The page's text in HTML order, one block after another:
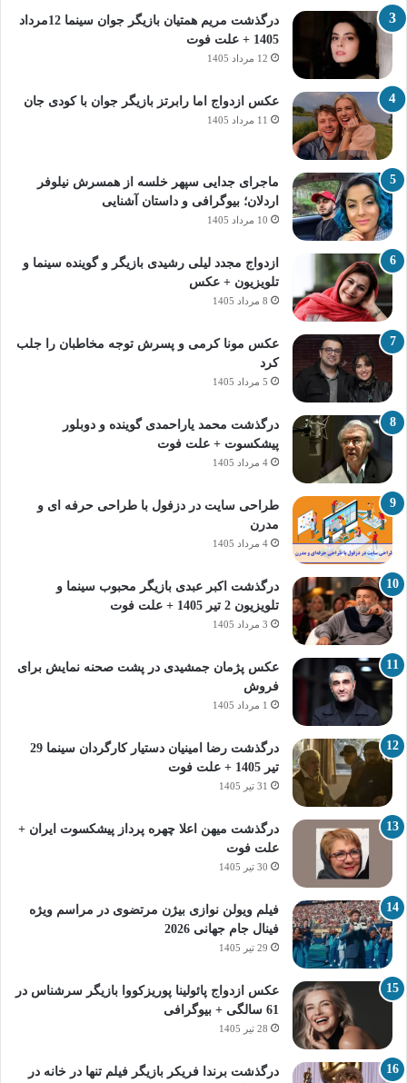
درگذشت مریم همتیان بازیگر جوان سینما 12مرداد
1405 + علت فوت
12 مرداد 1405
عکس ازدواج اما رابرتز بازیگر جوان با کودی جان
11 مرداد 1405
ماجرای جدایی سپهر خلسه از همسرش نیلوفر
اردلان؛ بیوگرافی و داستان آشنایی
10 مرداد 1405
ازدواج مجدد لیلی رشیدی بازیگر و گوینده سینما و
تلویزیون + عکس
8 مرداد 1405
عکس مونا کرمی و پسرش توجه مخاطبان را جلب
کرد
5 مرداد 1405
درگذشت محمد یاراحمدی گوینده و دوبلور
پیشکسوت + علت فوت
4 مرداد 1405
طراحی سایت در دزفول با طراحی حرفه‌ ای و
مدرن
4 مرداد 1405
درگذشت اکبر عبدی بازیگر محبوب سینما و
تلویزیون 2 تیر 1405 + علت فوت
3 مرداد 1405
عکس پژمان جمشیدی در پشت صحنه نمایش برای
فروش
1 مرداد 1405
درگذشت رضا امینیان دستیار کارگردان سینما 29
تیر 1405 + علت فوت
31 تیر 1405
درگذشت میهن اعلا چهره پرداز پیشکسوت ایران +
علت فوت
30 تیر 1405
فیلم ویولن نوازی بیژن مرتضوی در مراسم ویژه
فینال جام جهانی 2026
29 تیر 1405
عکس ازدواج پائولینا پوریزکووا بازیگر سرشناس در
61 سالگی + بیوگرافی
28 تیر 1405
درگذشت برندا فریکر بازیگر فیلم تنها در خانه در